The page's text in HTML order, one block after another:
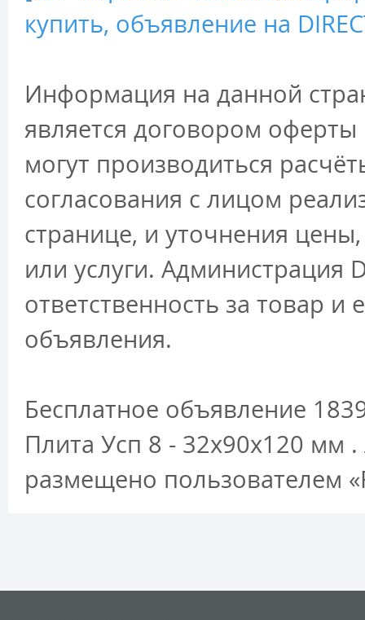
купить, объявление на
Информация на данной
является договором
могут производиться
согласования с лицом
странице, и уточнения
или услуги. Администрация
ответственность за товар и
объявления.
Бесплатное объявление
Плита Усп 8 - 32х90х120 мм
размещено пользователем